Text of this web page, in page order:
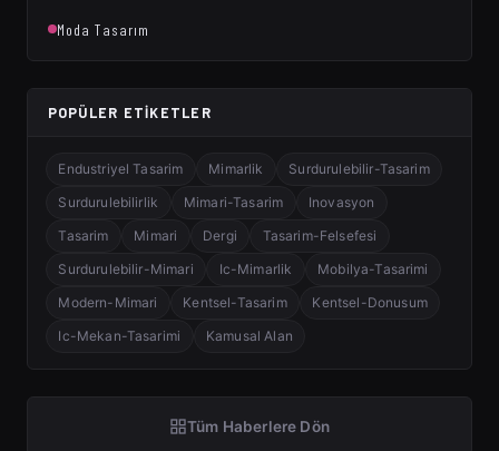
Moda Tasarım
POPÜLER ETIKETLER
Endustriyel Tasarim Mimarlik
Surdurulebilir-Tasarim
Surdurulebilirlik
Mimari-Tasarim
Inovasyon
Tasarim
Mimari Dergi
Tasarim-Felsefesi
Surdurulebilir-Mimari
Ic-Mimarlik
Mobilya-Tasarimi
Modern-Mimari
Kentsel-Tasarim
Kentsel-Donusum
Ic-Mekan-Tasarimi
Kamusal Alan
Tüm Haberlere Dön